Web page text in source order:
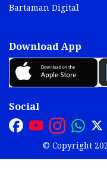
Bartaman Digital
Download App
Social
© Copyright